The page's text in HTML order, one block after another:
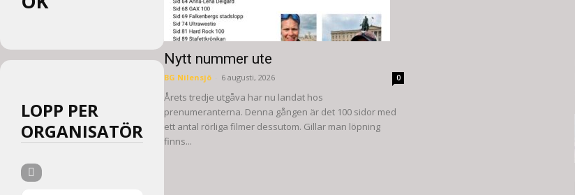
LOPP PER
ORGANISATÖR
Nytt nummer ute
BG Nilensjö 6 augusti, 2026 0
Årets tredje utgåva har nu landat hos
prenumeranterna. Denna gången är det 100 sidor med
ett antal rörliga filmer dessutom. Gillar man löpning
finns...